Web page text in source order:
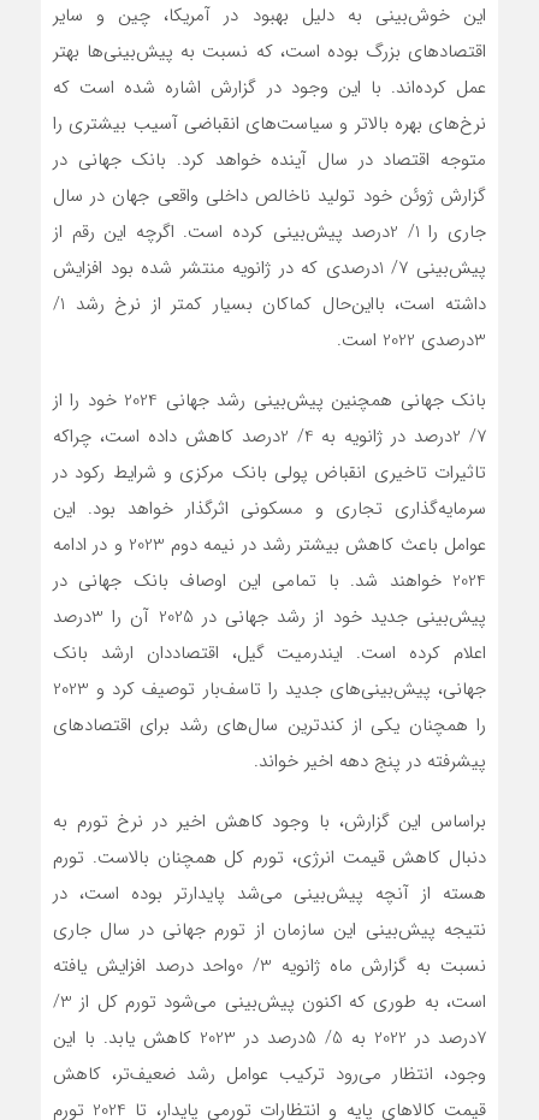
این خوش‌بینی به دلیل بهبود در آمریکا، چین و سایر
اقتصادهای بزرگ بوده است، که نسبت به پیش‌بینی‌ها بهتر
عمل کرده‌اند. با این وجود در گزارش اشاره شده است که
نرخ‌های بهره بالاتر و سیاست‌های انقباضی آسیب بیشتری را
متوجه اقتصاد در سال آینده خواهد کرد. بانک جهانی در
گزارش ژوئن خود تولید ناخالص داخلی واقعی جهان در سال
جاری را 1/ 2درصد پیش‌بینی کرده است. اگرچه این رقم از
پیش‌بینی 7/ 1درصدی که در ژانویه منتشر شده بود افزایش
داشته است، با‌این‌حال کماکان بسیار کمتر از نرخ رشد 1/
3درصدی 2022 است.
بانک جهانی همچنین پیش‌بینی رشد جهانی 2024 خود را از
7/ 2درصد در ژانویه به 4/ 2درصد کاهش داده است، چراکه
تاثیرات تاخیری انقباض پولی بانک مرکزی و شرایط رکود در
سرمایه‌گذاری تجاری و مسکونی اثرگذار خواهد بود. این
عوامل باعث کاهش بیشتر رشد در نیمه دوم 2023 و در ادامه
2024 خواهند شد. با تمامی این اوصاف بانک جهانی در
پیش‌بینی جدید خود از رشد جهانی در 2025 آن را 3درصد
اعلام کرده است. ایندرمیت گیل، اقتصاددان ارشد بانک
جهانی، پیش‌بینی‌های جدید را تاسف‌بار توصیف کرد و 2023
را همچنان یکی از کندترین سال‌های رشد برای اقتصادهای
پیشرفته در پنج دهه اخیر خواند.
براساس این گزارش، با وجود کاهش اخیر در نرخ تورم به
دنبال کاهش قیمت انرژی، تورم کل همچنان بالاست. تورم
هسته از آنچه پیش‌بینی می‌شد پایدارتر بوده است، در
نتیجه پیش‌بینی این سازمان از تورم جهانی در سال جاری
نسبت به گزارش ماه ژانویه 3/ 0واحد درصد افزایش یافته
است، به طوری که اکنون پیش‌بینی می‌شود تورم کل از 3/
7درصد در 2022 به 5/ 5درصد در 2023 کاهش یابد. با این
وجود، انتظار می‌رود ترکیب عوامل رشد ضعیف‌تر، کاهش
قیمت کالاهای پایه و انتظارات تورمی پایدار، تا 2024 تورم